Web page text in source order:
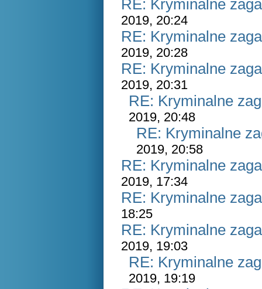
RE: Kryminalne
2019, 20:24
RE: Kryminalne
2019, 20:28
RE: Kryminalne
2019, 20:31
RE: Kryminalne
2019, 20:48
RE: Kryminalne
2019, 20:58
RE: Kryminalne
2019, 17:34
RE: Kryminalne
18:25
RE: Kryminalne
2019, 19:03
RE: Kryminalne
2019, 19:19